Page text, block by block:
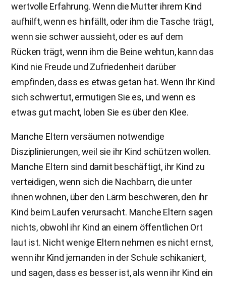
wertvolle Erfahrung. Wenn die Mutter ihrem Kind
aufhilft, wenn es hinfällt, oder ihm die Tasche trägt,
wenn sie schwer aussieht, oder es auf dem
Rücken trägt, wenn ihm die Beine wehtun, kann das
Kind nie Freude und Zufriedenheit darüber
empfinden, dass es etwas getan hat. Wenn Ihr Kind
sich schwertut, ermutigen Sie es, und wenn es
etwas gut macht, loben Sie es über den Klee.
Manche Eltern versäumen notwendige
Disziplinierungen, weil sie ihr Kind schützen wollen.
Manche Eltern sind damit beschäftigt, ihr Kind zu
verteidigen, wenn sich die Nachbarn, die unter
ihnen wohnen, über den Lärm beschweren, den ihr
Kind beim Laufen verursacht. Manche Eltern sagen
nichts, obwohl ihr Kind an einem öffentlichen Ort
laut ist. Nicht wenige Eltern nehmen es nicht ernst,
wenn ihr Kind jemanden in der Schule schikaniert,
und sagen, dass es besser ist, als wenn ihr Kind ein